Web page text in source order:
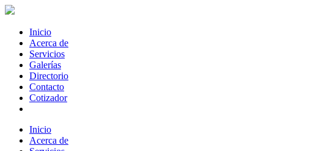
Inicio
Acerca de
Servicios
Galerías
Directorio
Contacto
Cotizador
Inicio
Acerca de